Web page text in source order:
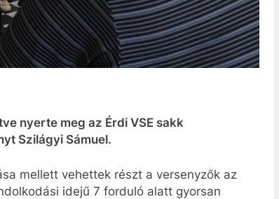
nyerte meg az Érdi VSE sakk
Szilágyi Sámuel.
mellett vehettek részt a versenyzők az
idejű 7 forduló alatt gyorsan